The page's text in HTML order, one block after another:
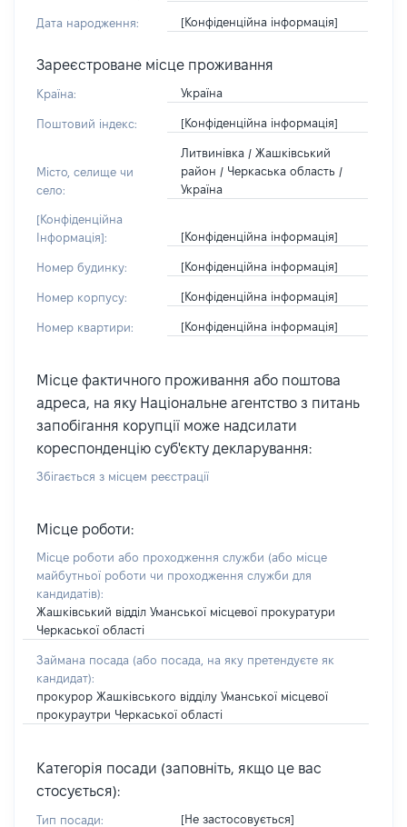
Дата народження: [Конфіденційна інформація]
Зареєстроване місце проживання
Країна: Україна
Поштовий індекс: [Конфіденційна інформація]
Місто, селище чи
село:
Литвинівка / Жашківський
район / Черкаська область /
Україна
[Конфіденційна
Інформація]:
[Конфіденційна інформація]
Номер будинку: [Конфіденційна інформація]
Номер корпусу: [Конфіденційна інформація]
Номер квартири: [Конфіденційна інформація]
Місце фактичного проживання або поштова
адреса, на яку Національне агентство з питань
запобігання корупції може надсилати
кореспонденцію суб'єкту декларування:
Збігається з місцем реєстрації
Місце роботи:
Місце роботи або проходження служби (або місце
майбутньої роботи чи проходження служби для
кандидатів):
Жашківський відділ Уманської місцевої прокуратури
Черкаської області
Займана посада (або посада, на яку претендуєте як
кандидат):
прокурор Жашківського відділу Уманської місцевої
прокураутри Черкаської області
Категорія посади (заповніть, якщо це вас
стосується):
Тип посади: [Не застосовується]